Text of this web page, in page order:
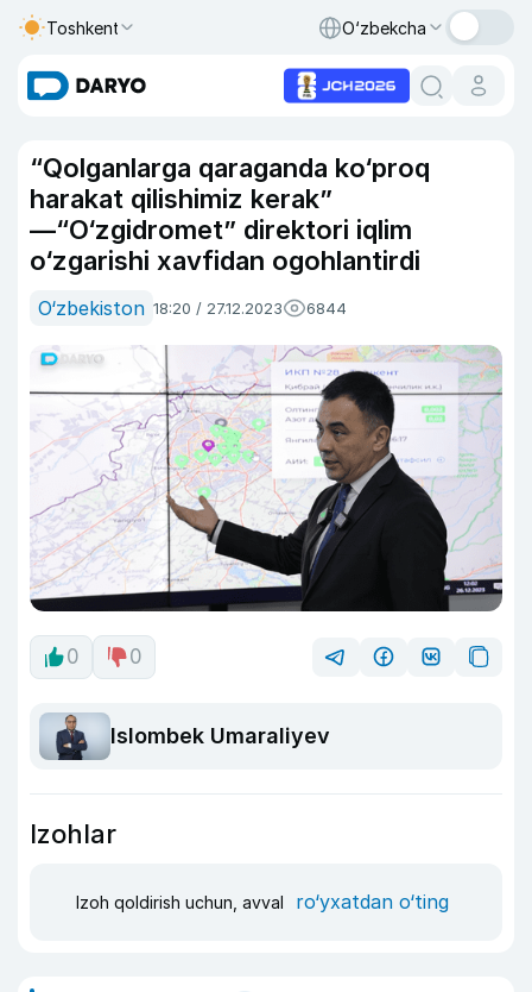
Toshkent O‘zbekcha
“Qolganlarga qaraganda ko‘proq
harakat qilishimiz kerak”
—“O‘zgidromet” direktori iqlim
o‘zgarishi xavfidan ogohlantirdi
O‘zbekiston 18:20 / 27.12.2023 6844
0 0
Islombek Umaraliyev
Izohlar
Izoh qoldirish uchun, avval ro‘yxatdan o‘ting